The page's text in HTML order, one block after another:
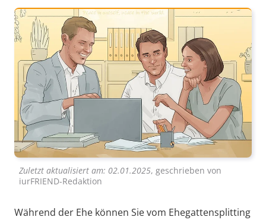
Zuletzt aktualisiert am: 02.01.2025, geschrieben von
iurFRIEND-Redaktion
Während der Ehe können Sie vom Ehegattensplitting